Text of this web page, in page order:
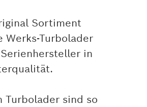
Sortiment
Werks-Turbolader
in
Turbolader sind so